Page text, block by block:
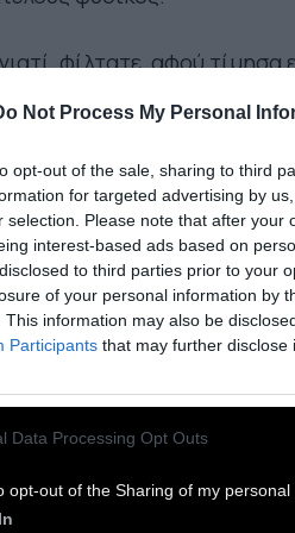
Not Process My Personal
opt-out of the sale, sharing to third
for targeted advertising by
selection. Please note that after your
interest-based ads based on
to third parties prior to your
of your personal information by
This information may also be
Participants that may further disclose
Data Processing Opt Outs
opt-out of the Sharing of my personal
φίλτατε, αφού τίμησα
χωρίς καθυστέρηση
κάθε φορά που μου δίνεται
στην εκκλησία μου, στο
τον καλό λαό να
ταπεινά τις ανέσεις
χρειάζεται να την
είμαι τρελός,
να’ ρθει αύριο.
τον ερχομό των